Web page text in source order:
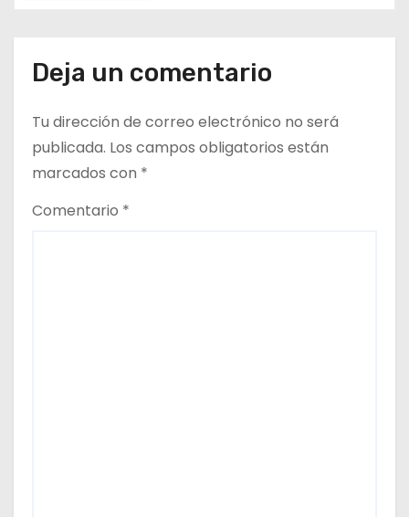
n
r
a
d
Deja un comentario
Tu dirección de correo electrónico no será
publicada. Los campos obligatorios están
marcados con *
Comentario *